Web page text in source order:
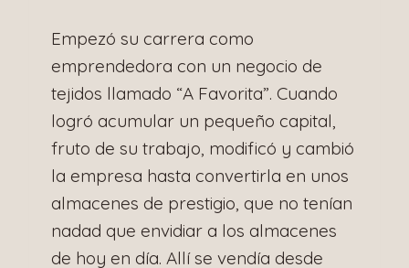
Empezó su carrera como
emprendedora con un negocio de
tejidos llamado “A Favorita”. Cuando
logró acumular un pequeño capital,
fruto de su trabajo, modificó y cambió
la empresa hasta convertirla en unos
almacenes de prestigio, que no tenían
nadad que envidiar a los almacenes
de hoy en día. Allí se vendía desde